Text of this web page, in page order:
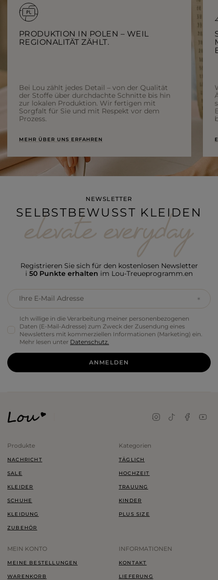
PRODUKTION IN POLEN – WEIL
REGIONALITÄT ZÄHLT.
Bei Lou zählt jedes Detail – von der Qualität
der Stoffe über durchdachte Schnitte bis hin
zur lokalen Produktion. Wir fertigen mit
Sorgfalt für Sie und mit Respekt vor dem
Prozess.
MEHR ÜBER UNS ERFAHREN
NEWSLETTER
SELBSTBEWUSST KLEIDEN
Registrieren Sie sich für den kostenlosen Newsletter
i 50 Punkte erhalten im Lou-Treueprogramm.en
Ihre E-Mail Adresse
Ich willige in die Verarbeitung meiner personenbezogenen
Daten (E-Mail-Adresse) zum Zweck der Zusendung eines
Newsletters mit kommerziellen Informationen (Marketing) ein.
Mehr lesen unter Datenschutz.
ANMELDEN
Produkte
NACHRICHT
SALE
KLEIDER
SCHUHE
KLEIDUNG
ZUBEHÖR
Kategorien
TÄGLICH
HOCHZEIT
TRAUUNG
KINDER
PLUS SIZE
MEIN KONTO
MEINE BESTELLUNGEN
WARENKORB
INFORMATIONEN
KONTAKT
LIEFERUNG